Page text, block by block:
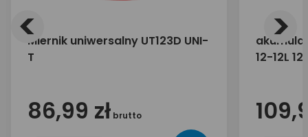
Miernik uniwersalny UT123D UNI-
T
86,99 zł brutto
12-12L
< >